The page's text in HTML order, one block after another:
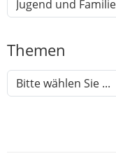
Themen